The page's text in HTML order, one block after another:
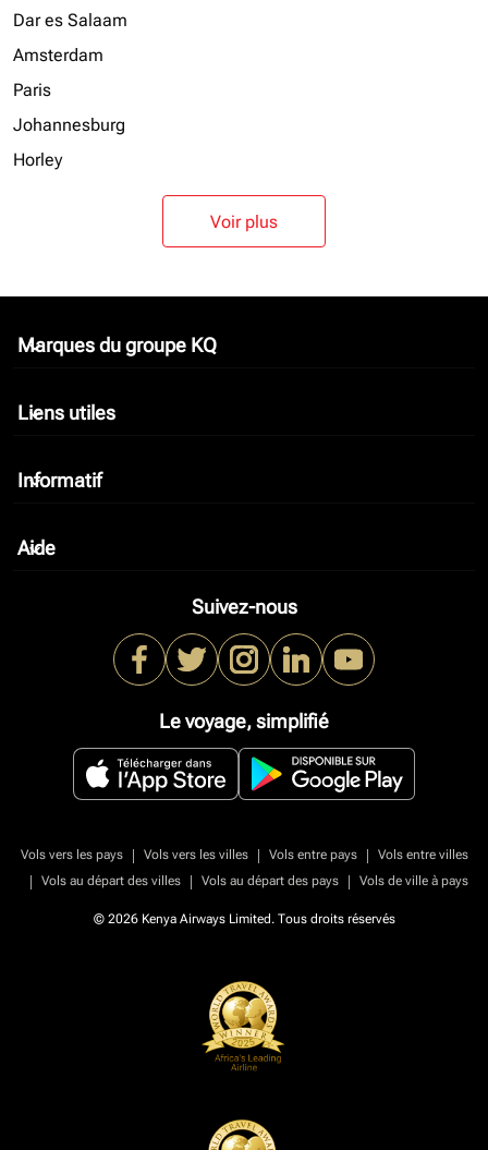
Dar es Salaam
Amsterdam
Paris
Johannesburg
Horley
Voir plus
Marques du groupe KQ
keyboard_arrow_down
Liens utiles
keyboard_arrow_down
Informatif
keyboard_arrow_down
Aide
keyboard_arrow_down
Suivez-nous
Le voyage, simplifié
Vols vers les pays | Vols vers les villes | Vols entre pays |
Vols entre villes
|
Vols au départ des villes | Vols au départ des pays | Vols de ville à pays
© 2026 Kenya Airways Limited. Tous droits réservés